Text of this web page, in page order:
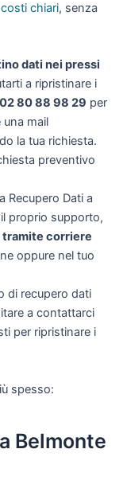
costi chiari, senza
dati nei pressi
a ripristinare i
80 88 98 29 per
mail
la tua richiesta.
preventivo
Recupero Dati a
proprio supporto,
corriere
oppure nel tuo
di recupero dati
a contattarci
per ripristinare i
spesso:
Belmonte